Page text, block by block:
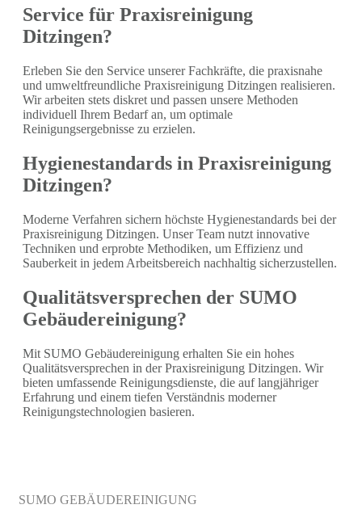
Service für Praxisreinigung
Ditzingen?
Erleben Sie den Service unserer Fachkräfte, die praxisnahe
und umweltfreundliche Praxisreinigung Ditzingen realisieren.
Wir arbeiten stets diskret und passen unsere Methoden
individuell Ihrem Bedarf an, um optimale
Reinigungsergebnisse zu erzielen.
Hygienestandards in Praxisreinigung
Ditzingen?
Moderne Verfahren sichern höchste Hygienestandards bei der
Praxisreinigung Ditzingen. Unser Team nutzt innovative
Techniken und erprobte Methodiken, um Effizienz und
Sauberkeit in jedem Arbeitsbereich nachhaltig sicherzustellen.
Qualitätsversprechen der SUMO
Gebäudereinigung?
Mit SUMO Gebäudereinigung erhalten Sie ein hohes
Qualitätsversprechen in der Praxisreinigung Ditzingen. Wir
bieten umfassende Reinigungsdienste, die auf langjähriger
Erfahrung und einem tiefen Verständnis moderner
Reinigungstechnologien basieren.
SUMO GEBÄUDEREINIGUNG